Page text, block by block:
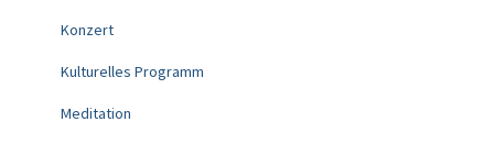
Konzert
Kulturelles Programm
Meditation